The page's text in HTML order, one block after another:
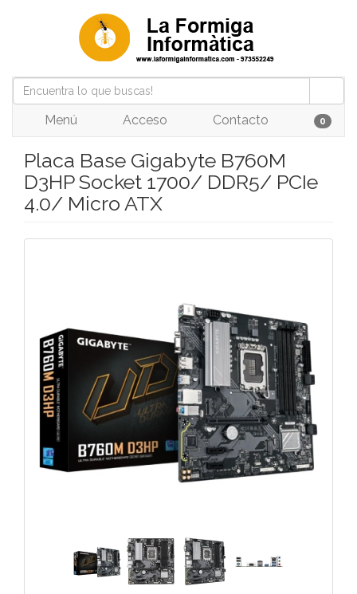
Menú Acceso Contacto 0
Placa Base Gigabyte B760M
D3HP Socket 1700/ DDR5/ PCIe
4.0/ Micro ATX